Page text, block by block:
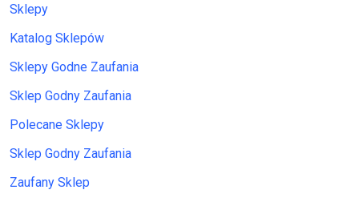
Sklepy
Katalog Sklepów
Sklepy Godne Zaufania
Sklep Godny Zaufania
Polecane Sklepy
Sklep Godny Zaufania
Zaufany Sklep